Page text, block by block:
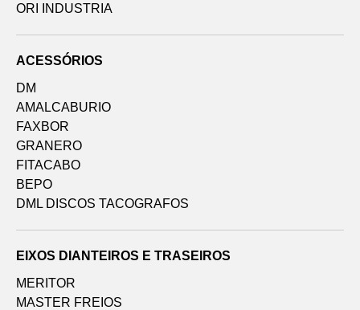
ORI INDUSTRIA
ACESSÓRIOS
DM
AMALCABURIO
FAXBOR
GRANERO
FITACABO
BEPO
DML DISCOS TACOGRAFOS
EIXOS DIANTEIROS E TRASEIROS
MERITOR
MASTER FREIOS